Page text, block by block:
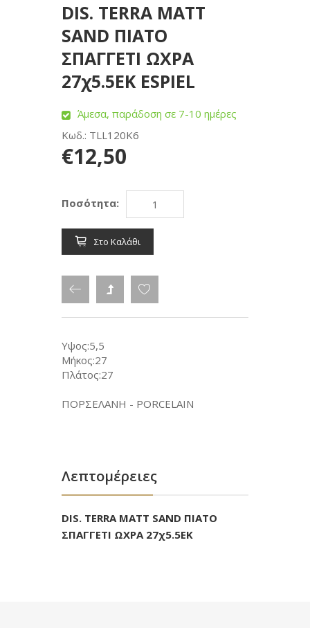
DIS. TERRA MATT
SAND ΠΙΑΤΟ
ΣΠΑΓΓΕΤΙ ΩΧΡΑ
27χ5.5ΕΚ ESPIEL
Άμεσα, παράδοση σε 7-10 ημέρες
Κωδ.: TLL120K6
€12,50
Ποσότητα:
Στο Καλάθι
Υψος:5,5
Μήκος:27
Πλάτος:27
ΠΟΡΣΕΛΑΝΗ - PORCELAIN
Λεπτομέρειες
DIS. TERRA MATT SAND ΠΙΑΤΟ
ΣΠΑΓΓΕΤΙ ΩΧΡΑ 27χ5.5ΕΚ